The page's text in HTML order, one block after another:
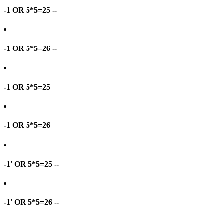
-1 OR 5*5=25 --
-1 OR 5*5=26 --
-1 OR 5*5=25
-1 OR 5*5=26
-1' OR 5*5=25 --
-1' OR 5*5=26 --